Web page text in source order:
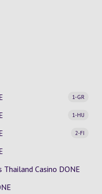
1-GR
1-HU
2-FI
Casino DONE